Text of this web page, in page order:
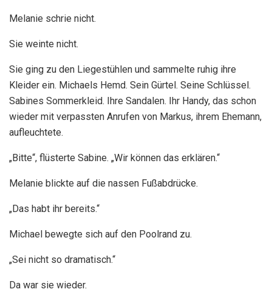
Melanie schrie nicht.
Sie weinte nicht.
Sie ging zu den Liegestühlen und sammelte ruhig ihre
Kleider ein. Michaels Hemd. Sein Gürtel. Seine Schlüssel.
Sabines Sommerkleid. Ihre Sandalen. Ihr Handy, das schon
wieder mit verpassten Anrufen von Markus, ihrem Ehemann,
aufleuchtete.
„Bitte“, flüsterte Sabine. „Wir können das erklären.“
Melanie blickte auf die nassen Fußabdrücke.
„Das habt ihr bereits.“
Michael bewegte sich auf den Poolrand zu.
„Sei nicht so dramatisch.“
Da war sie wieder.